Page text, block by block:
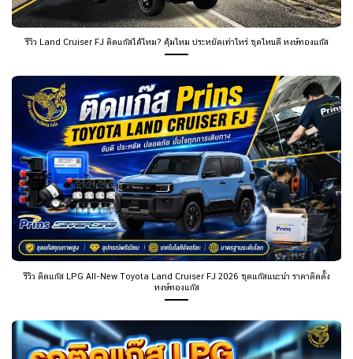
รีวิว Land Cruiser FJ ติดแก๊สได้ไหม? คุ้มไหม ประหยัดเท่าไหร่ ชุดไหนดี หงษ์ทองแก๊ส
รีวิว ติดแก๊ส LPG All-New Toyota Land Cruiser FJ 2026 ชุดแก๊สแนะนำ ราคาติดตั้ง
หงษ์ทองแก๊ส